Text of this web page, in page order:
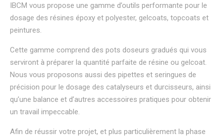
IBCM vous propose une gamme d’outils performante pour le
dosage des résines époxy et polyester, gelcoats, topcoats et
peintures.
Cette gamme comprend des pots doseurs gradués qui vous
serviront à préparer la quantité parfaite de résine ou gelcoat.
Nous vous proposons aussi des pipettes et seringues de
précision pour le dosage des catalyseurs et durcisseurs, ainsi
qu’une balance et d’autres accessoires pratiques pour obtenir
un travail impeccable.
Afin de réussir votre projet, et plus particulièrement la phase